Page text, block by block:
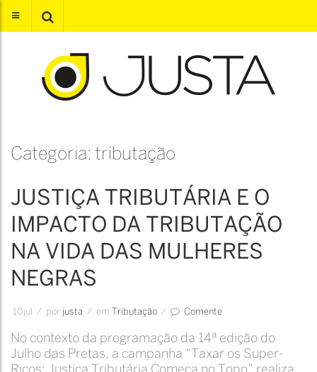
Categoria: tributação
JUSTIÇA TRIBUTÁRIA E O
IMPACTO DA TRIBUTAÇÃO
NA VIDA DAS MULHERES
NEGRAS
10jul / por Justa / em Tributação / Comente
No contexto da programação da 14ª edição do
Julho das Pretas, a campanha “Taxar os Super-